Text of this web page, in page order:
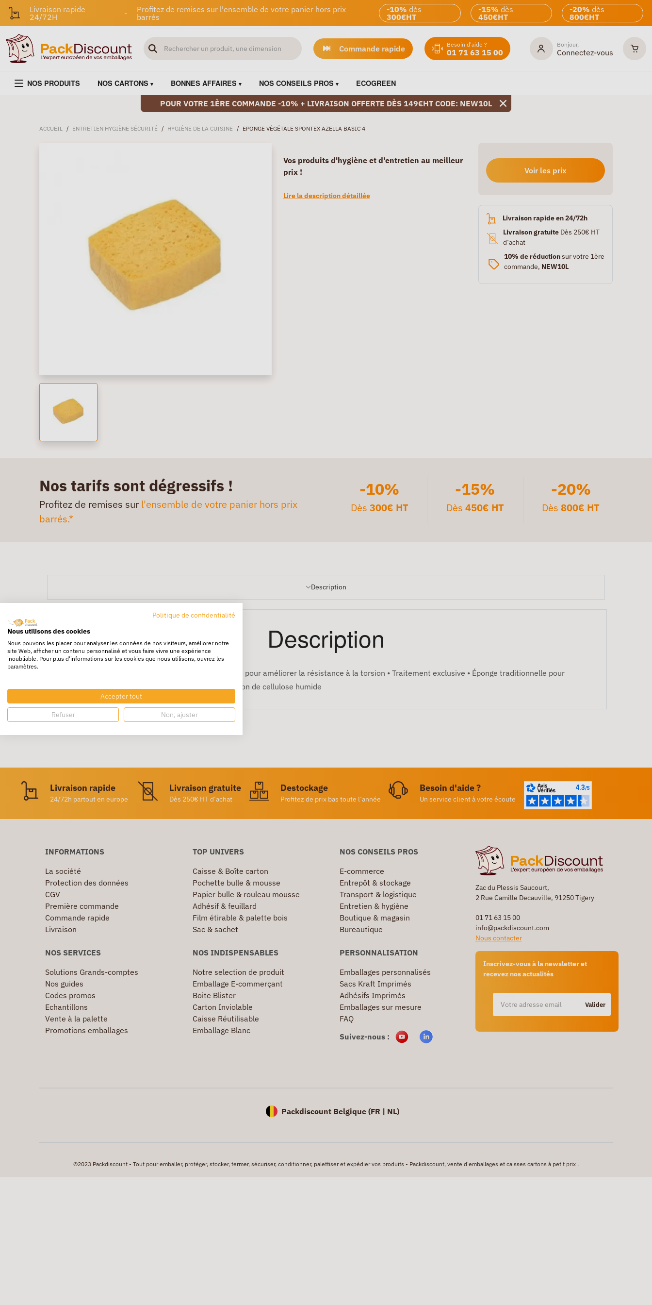
Livraison rapide
24/72H
-
Profitez de remises sur l'ensemble de votre panier hors prix
barrés
-10% dès
300€HT
-15% dès
450€HT
-20% dès
800€HT
Commande rapide Besoin d'aide ?
01 71 63 15 00
Bonjour,
Connectez-vous
NOS PRODUITS NOS CARTONS BONNES AFFAIRES NOS CONSEILS PROS ECOGREEN
POUR VOTRE 1ÈRE COMMANDE -10% + LIVRAISON OFFERTE DÈS 149€HT CODE: NEW10L
ACCUEIL / ENTRETIEN HYGIÈNE SÉCURITÉ / HYGIÈNE DE LA CUISINE / EPONGE VÉGÉTALE SPONTEX AZELLA BASIC 4
Vos produits d'hygiène et d'entretien au meilleur
prix !
Lire la description détaillée
Voir les prix
Livraison rapide en 24/72h
Livraison gratuiteDès 250€ HT
d’achat
10% de réductionsur votre 1ère
commande, NEW10L
Nos tarifs sont dégressifs !
Profitez de remises sur l'ensemble de votre panier hors prix
barrés.*
-10%
Dès 300€ HT
-15%
Dès 450€ HT
-20%
Dès800€ HT
Description
Description
Éponge de cellulose naturelle avec bordure spéciale pour améliorer la résistance à la torsion • Traitement exclusive • Éponge traditionnelle pour
répondre à divers besoins institutionnels • Échantillon de cellulose humide
Livraison rapide
24/72h partout en europe
Livraison gratuite
Dès 250€ HT d’achat
Destockage
Profitez de prix bas toute l’année
Besoin d'aide ?
Un service client à votre écoute
Zac du Plessis Saucourt,
2 Rue Camille Decauville, 91250 Tigery
01 71 63 15 00
info@packdiscount.com
Nous contacter
Inscrivez-vous à la newsletter et
recevez nos actualités
Valider
INFORMATIONS
La société
Protection des données
CGV
Première commande
Commande rapide
Livraison
TOP UNIVERS
Caisse & Boîte carton
Pochette bulle & mousse
Papier bulle & rouleau mousse
Adhésif & feuillard
Film étirable & palette bois
Sac & sachet
NOS CONSEILS PROS
E-commerce
Entrepôt & stockage
Transport & logistique
Entretien & hygiène
Boutique & magasin
Bureautique
NOS SERVICES
Solutions Grands-comptes
Nos guides
Codes promos
Echantillons
Vente à la palette
Promotions emballages
NOS INDISPENSABLES
Notre selection de produit
Emballage E-commerçant
Boite Blister
Carton Inviolable
Caisse Réutilisable
Emballage Blanc
PERSONNALISATION
Emballages personnalisés
Sacs Kraft Imprimés
Adhésifs Imprimés
Emballages sur mesure
FAQ
Suivez-nous :
Packdiscount Belgique (FR | NL)
©2023 Packdiscount - Tout pour emballer, protéger, stocker, fermer, sécuriser, conditionner, palettiser et expédier vos produits - Packdiscount, vente d'emballages et caisses cartons à petit prix .
Politique de confidentialité
Nous utilisons des cookies
Nous pouvons les placer pour analyser les données de nos visiteurs, améliorer notre
site Web, afficher un contenu personnalisé et vous faire vivre une expérience
inoubliable. Pour plus d'informations sur les cookies que nous utilisons, ouvrez les
paramètres.
Accepter tout
Refuser Non, ajuster